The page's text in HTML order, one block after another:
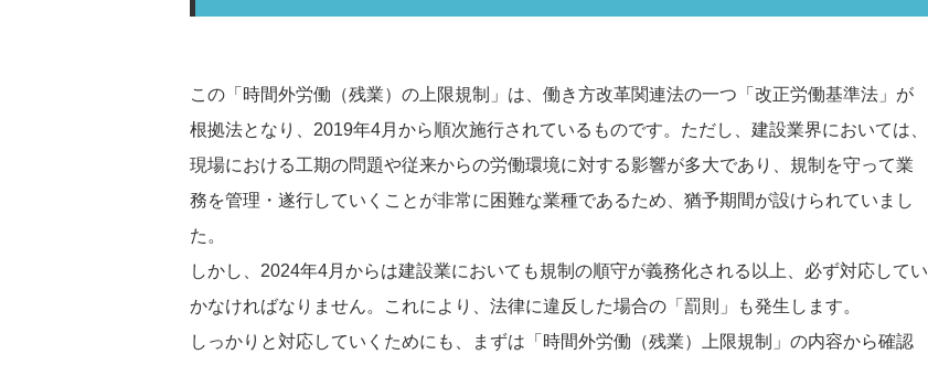
この「時間外労働（残業）の上限規制」は、働き方改革関連法の一つ「改正労働基準法」が
根拠法となり、2019年4月から順次施行されているものです。ただし、建設業界においては、
現場における工期の問題や従来からの労働環境に対する影響が多大であり、規制を守って業
務を管理・遂行していくことが非常に困難な業種であるため、猶予期間が設けられていまし
た。
しかし、2024年4月からは建設業においても規制の順守が義務化される以上、必ず対応してい
かなければなりません。これにより、法律に違反した場合の「罰則」も発生します。
しっかりと対応していくためにも、まずは「時間外労働（残業）上限規制」の内容から確認